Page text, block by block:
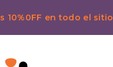
10%0FF en todo el sitio